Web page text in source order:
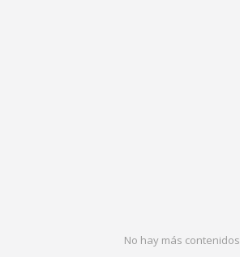
No hay más contenidos